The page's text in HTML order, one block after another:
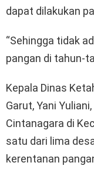
dapat dilakukan
“Sehingga tidak
pangan di tahun-
Kepala Dinas
Garut, Yani
Cintanagara di
satu dari lima
kerentanan